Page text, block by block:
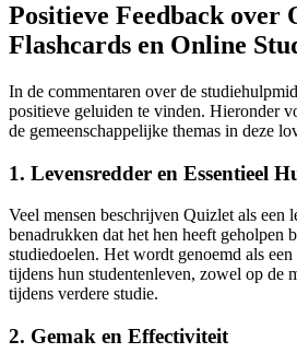
Positieve Feedback over
Flashcards en Online
In de commentaren over de
positieve geluiden te vinden. Hieronder
de gemeenschappelijke themas in deze
1. Levensredder en Essentieel
Veel mensen beschrijven Quizlet als een
benadrukken dat het hen heeft geholpen
studiedoelen. Het wordt genoemd als
tijdens hun studentenleven, zowel op de
tijdens verdere studie.
2. Gemak en Effectiviteit